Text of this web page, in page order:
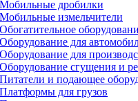
Мобильные дробилки
Мобильные измельчители
Обогатительное
Оборудование для
Оборудование для
Оборудование сгущения и
Питатели и подающее
Платформы для грузов